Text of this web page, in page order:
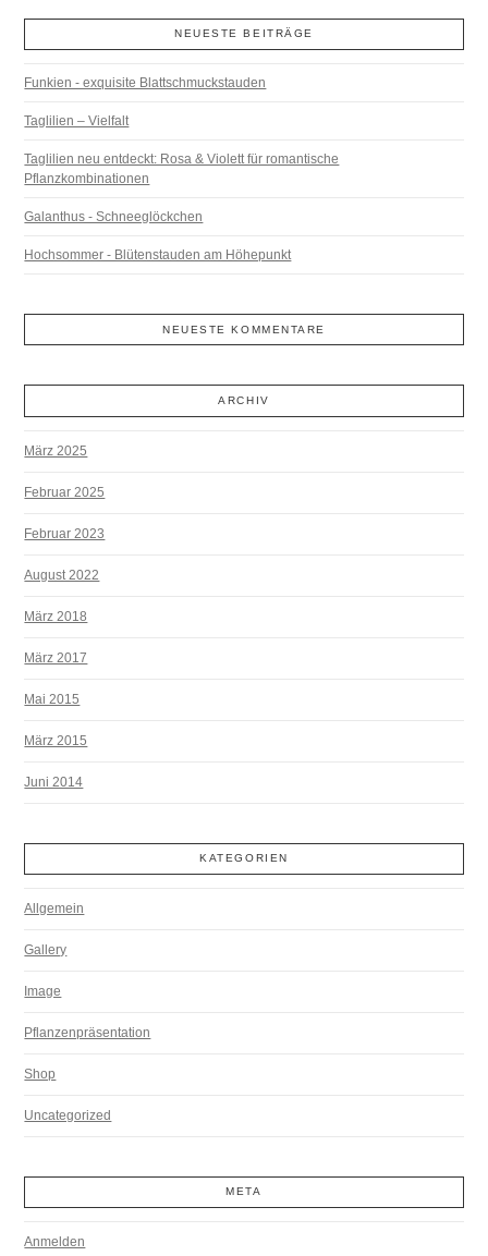
NEUESTE BEITRÄGE
Funkien - exquisite Blattschmuckstauden
Taglilien – Vielfalt
Taglilien neu entdeckt: Rosa & Violett für romantische
Pflanzkombinationen
Galanthus - Schneeglöckchen
Hochsommer - Blütenstauden am Höhepunkt
NEUESTE KOMMENTARE
ARCHIV
März 2025
Februar 2025
Februar 2023
August 2022
März 2018
März 2017
Mai 2015
März 2015
Juni 2014
KATEGORIEN
Allgemein
Gallery
Image
Pflanzenpräsentation
Shop
Uncategorized
META
Anmelden